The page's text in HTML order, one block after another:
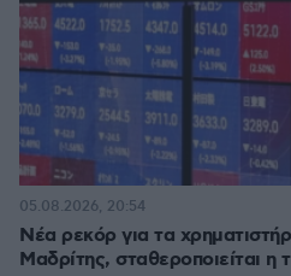
Νέα ρεκόρ για τα
Μαδρίτης, σταθεροποιείται η
05.08.2026, 20:54